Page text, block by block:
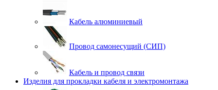
Кабель алюминиевый
Провод самонесущий (СИП)
Кабель и провод связи
Изделия для прокладки кабеля и электромонтажа